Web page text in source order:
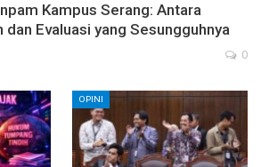
Kampus Serang: Antara
Evaluasi yang Sesungguhnya
0
OPINI